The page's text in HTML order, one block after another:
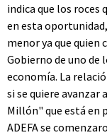
indica que los roces
en esta
menor ya que quien
Gobierno de uno de
economía. La
si se quiere
Millón" que está en
ADEFA se